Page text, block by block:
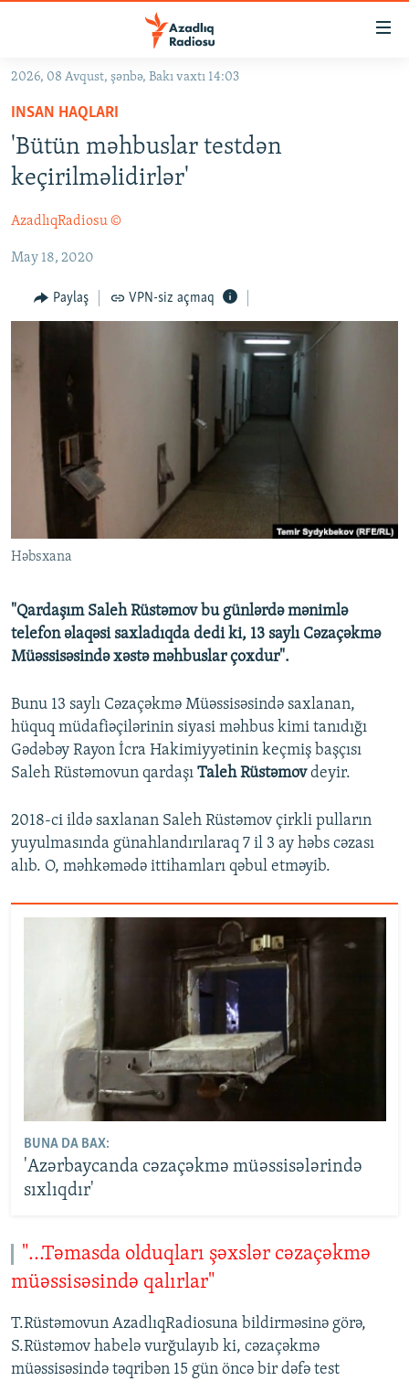
Əsas
qayıt
Əsas
naviqasiyaya
qayıt
Axtarışa
KORRUPSIOMETR
#ƏSLINDƏ
FƏRQƏ BAX
QANUNI DOĞRU
ARAŞDIRMA
MULTIMEDIA
FOTOQALEREYA
İNFOQRAFIKA
KARIKATURA
RADIO ARXIV
OXU ZALI
AZƏRBAYCAN ƏDƏBIYYATI KITABXANASI
İSLAM VƏ DEMOKRATIYA
İZ - MƏDƏNIYYƏT PROQRAMI
HAQQIMIZDA
PEŞƏ ETIKASI VƏ JURNALISTIKA STANDARTLARIMIZ
MATERIALLARIMIZDAN ISTIFADƏ
AZADLIQRADIOSU MOBIL TELEFONUNUZDA
BIZIMLƏ ƏLAQƏ
BIZI IZLƏ
RFE/RL-in bütün saytları
2026, 08 Avqust, şənbə, Bakı vaxtı 14:03
INSAN HAQLARI
'Bütün məhbuslar testdən
keçirilməlidirlər'
AzadlıqRadiosu ©
May 18, 2020
Paylaş VPN-siz açmaq
Həbsxana
"Qardaşım Saleh Rüstəmov bu günlərdə mənimlə
telefon əlaqəsi saxladıqda dedi ki, 13 saylı Cəzaçəkmə
Müəssisəsində xəstə məhbuslar çoxdur".
Bunu 13 saylı Cəzaçəkmə Müəssisəsində saxlanan,
hüquq müdafiəçilərinin siyasi məhbus kimi tanıdığı
Gədəbəy Rayon İcra Hakimiyyətinin keçmiş başçısı
Saleh Rüstəmovun qardaşı Taleh Rüstəmovdeyir.
2018-ci ildə saxlanan Saleh Rüstəmov çirkli pulların
yuyulmasında günahlandırılaraq 7 il 3 ay həbs cəzası
alıb. O, məhkəmədə ittihamları qəbul etməyib.
BUNA DA BAX:
'Azərbaycanda cəzaçəkmə müəssisələrində
sıxlıqdır'
"...Təmasda olduqları şəxslər cəzaçəkmə
müəssisəsində qalırlar"
T.Rüstəmovun AzadlıqRadiosuna bildirməsinə görə,
S.Rüstəmov habelə vurğulayıb ki, cəzaçəkmə
müəssisəsində təqribən 15 gün öncə bir dəfə test